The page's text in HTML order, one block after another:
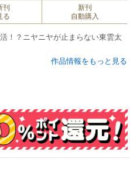
刊
る
新刊
自動購入
！？ニヤニヤが止まらない東雲太
作品情報をもっと見る